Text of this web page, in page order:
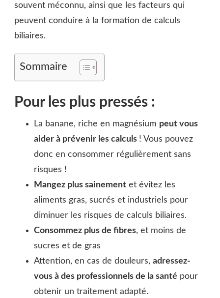
souvent méconnu, ainsi que les facteurs qui
peuvent conduire à la formation de calculs
biliaires.
Sommaire
Pour les plus pressés :
La banane, riche en magnésium peut vous
aider à prévenir les calculs ! Vous pouvez
donc en consommer régulièrement sans
risques !
Mangez plus sainement et évitez les
aliments gras, sucrés et industriels pour
diminuer les risques de calculs biliaires.
Consommez plus de fibres, et moins de
sucres et de gras
Attention, en cas de douleurs, adressez-
vous à des professionnels de la santé pour
obtenir un traitement adapté.